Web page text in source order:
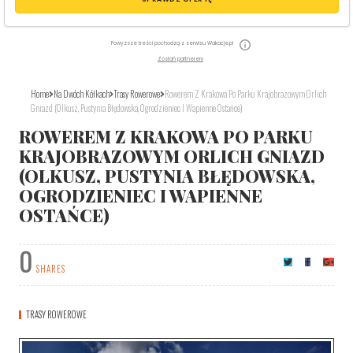
Powyższe treści pochodzą z serwisu Wakacje.pl
Zostań partnerem
Home Na Dwóch Kółkach Trasy Rowerowe Rowerem Z Krakowa Po Parku Krajobrazowym Orlich
Gniazd (Olkusz, Pustynia Błędowska, Ogrodzieniec I Wapienne Ostańce)
ROWEREM Z KRAKOWA PO PARKU
KRAJOBRAZOWYM ORLICH GNIAZD
(OLKUSZ, PUSTYNIA BŁĘDOWSKA,
OGRODZIENIEC I WAPIENNE
OSTAŃCE)
0 SHARES
TRASY ROWEROWE